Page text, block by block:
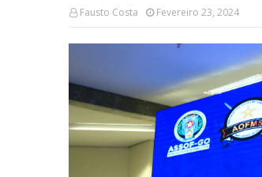
Fausto Costa Fevereiro 23, 2024